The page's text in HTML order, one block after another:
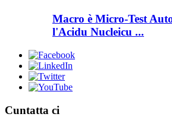
Macro è Micro-Test
l'Acidu Nucleicu ...
Cuntatta ci